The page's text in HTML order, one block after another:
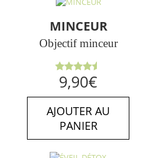
MINCEUR
Objectif minceur
Note
4.50sur
5
9,90€
AJOUTER AU
PANIER